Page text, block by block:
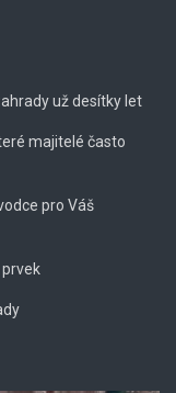
už desítky let
majitelé často
pro Váš